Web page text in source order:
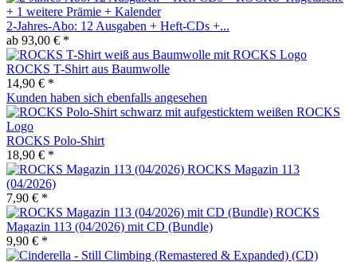
2-Jahres-Abo: 12 Ausgaben + Heft-CDs +...
ab 93,00 € *
ROCKS T-Shirt aus Baumwolle
14,90 € *
Kunden haben sich ebenfalls angesehen
ROCKS Polo-Shirt
18,90 € *
ROCKS Magazin 113
(04/2026)
7,90 € *
ROCKS
Magazin 113 (04/2026) mit CD (Bundle)
9,90 € *